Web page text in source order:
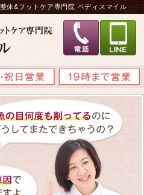
体&フットケア専門院 ペディスマイル